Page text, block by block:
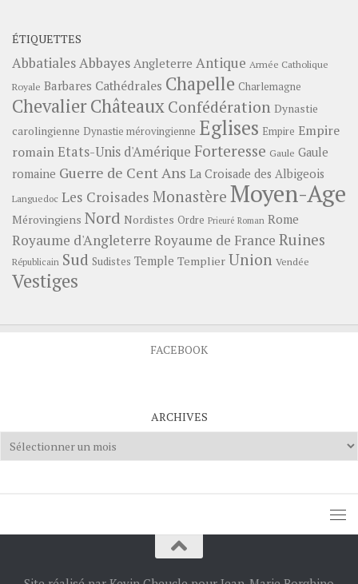
ÉTIQUETTES
AbbatialesAbbayes Angleterre Antique Armée Catholique
Royale Barbares Cathédrales Chapelle Charlemagne
ChevalierChâteauxConfédération Dynastie
carolingienne Dynastie mérovingienne Eglises Empire Empire
romainEtats-Unis d'Amérique Forteresse Gaule Gaule
romaine Guerre de Cent Ans La Croisade des Albigeois
Languedoc Les Croisades Monastère Moyen-Age
Mérovingiens Nord Nordistes Ordre Prieuré Roman Rome
Royaume d'Angleterre Royaume de France Ruines
Républicain Sud Sudistes Temple Templier Union Vendée
Vestiges
FACEBOOK
ARCHIVES
Archives